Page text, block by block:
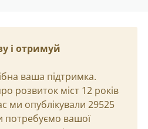
і отримуй
ваша підтримка.
розвиток міст 12 років
ми опублікували 29525
потребуємо вашої